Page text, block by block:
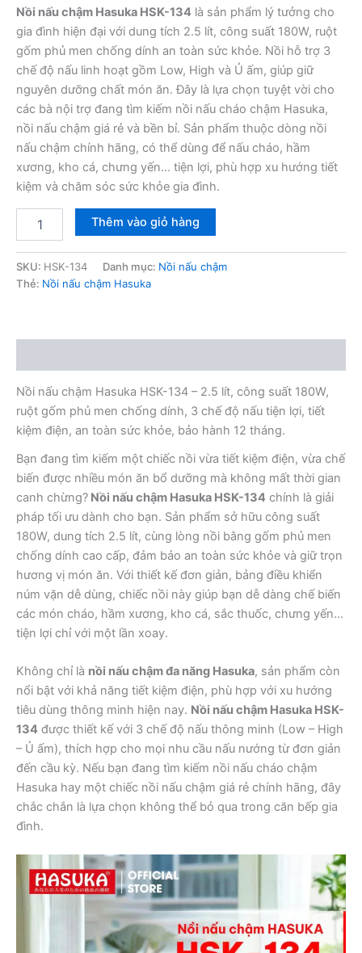
Nồi nấu chậm Hasuka HSK-134 là sản phẩm lý tưởng cho
gia đình hiện đại với dung tích 2.5 lít, công suất 180W, ruột
gốm phủ men chống dính an toàn sức khỏe. Nồi hỗ trợ 3
chế độ nấu linh hoạt gồm Low, High và Ủ ấm, giúp giữ
nguyên dưỡng chất món ăn. Đây là lựa chọn tuyệt vời cho
các bà nội trợ đang tìm kiếm nồi nấu cháo chậm Hasuka,
nồi nấu chậm giá rẻ và bền bỉ. Sản phẩm thuộc dòng nồi
nấu chậm chính hãng, có thể dùng để nấu cháo, hầm
xương, kho cá, chưng yến… tiện lợi, phù hợp xu hướng tiết
kiệm và chăm sóc sức khỏe gia đình.
Hasuka
HSK-
Thêm vào giỏ hàng
SKU: HSK-134 Danh mục: Nồi nấu chậm
Thẻ: Nồi nấu chậm Hasuka
Nồi nấu chậm Hasuka HSK-134 – 2.5 lít, công suất 180W,
ruột gốm phủ men chống dính, 3 chế độ nấu tiện lợi, tiết
kiệm điện, an toàn sức khỏe, bảo hành 12 tháng.
Bạn đang tìm kiếm một chiếc nồi vừa tiết kiệm điện, vừa chế
biến được nhiều món ăn bổ dưỡng mà không mất thời gian
canh chừng? Nồi nấu chậm Hasuka HSK-134 chính là giải
pháp tối ưu dành cho bạn. Sản phẩm sở hữu công suất
180W, dung tích 2.5 lít, cùng lòng nồi bằng gốm phủ men
chống dính cao cấp, đảm bảo an toàn sức khỏe và giữ trọn
hương vị món ăn. Với thiết kế đơn giản, bảng điều khiển
núm vặn dễ dùng, chiếc nồi này giúp bạn dễ dàng chế biến
các món cháo, hầm xương, kho cá, sắc thuốc, chưng yến…
tiện lợi chỉ với một lần xoay.
Không chỉ là nồi nấu chậm đa năng Hasuka, sản phẩm còn
nổi bật với khả năng tiết kiệm điện, phù hợp với xu hướng
tiêu dùng thông minh hiện nay. Nồi nấu chậm Hasuka HSK-
134 được thiết kế với 3 chế độ nấu thông minh (Low – High
– Ủ ấm), thích hợp cho mọi nhu cầu nấu nướng từ đơn giản
đến cầu kỳ. Nếu bạn đang tìm kiếm nồi nấu cháo chậm
Hasuka hay một chiếc nồi nấu chậm giá rẻ chính hãng, đây
chắc chắn là lựa chọn không thể bỏ qua trong căn bếp gia
đình.